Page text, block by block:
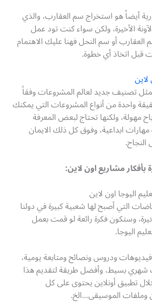
أيضاً هو استخراج سم العقارب، والذي
الأخيرة، ولكن سواء كنت تود عمل
أو سم النحل فهنا عليك الاهتمام
قبل اتخاذ أي خطوة.
تمثل تصنيف جديد لعالم المشروعات وفقاً
واحدة من أنواع المشروعات التي يمكنك
مهولة، ولكنها تحتاج لبعض المعرفة
مهارات ابداعية، وفوق كل ذلك الايمان
النجاح.
مشاريع اون لاين:
اليوجا اون لاين
التي أصبح لها شعبية كبيرة في دولنا
وستكون فكرة رائعة لو قمت بعمل
اليوجا.
ودروس ونصائح ومتابعة يومية،
شهري بسيط، وأفضل طريقة لتقديم هذا
تطبيق أونلاين يحتوى على كل
وملفات الموسيقى…الخ.